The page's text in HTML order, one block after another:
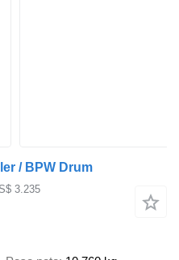
/ BPW Drum
3.235